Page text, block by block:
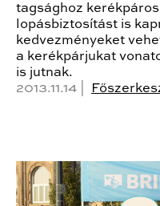
tagsághoz
lopásbiztosítást is
kedvezményeket
a kerékpárjukat
is jutnak.
2013.11.14 |